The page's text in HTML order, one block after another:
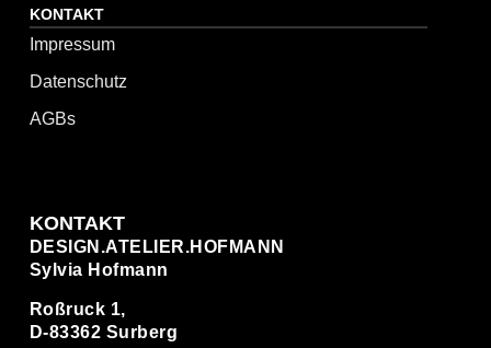
KONTAKT
Impressum
Datenschutz
AGBs
KONTAKT
DESIGN.ATELIER.HOFMANN
Sylvia Hofmann
Roßruck 1,
D-83362 Surberg